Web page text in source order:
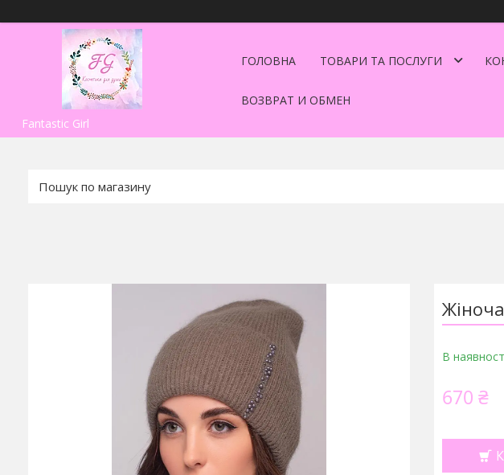
Fantastic Girl
ГОЛОВНА ТОВАРИ ТА ПОСЛУГИ
ВОЗВРАТ И ОБМЕН
В
670 ₴